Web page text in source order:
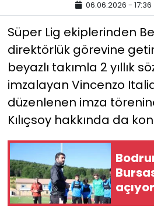
06.06.2026 - 17:36
Süper Lig ekiplerinden
direktörlük görevine
beyazlı takımla 2 yıllık
imzalayan Vincenzo
düzenlenen imza
Kılıçsoy hakkında da
açıyor
TEKNOLOJİ
Yaşam
YEREL POLİTİKA
YEREL YÖNETİMLER